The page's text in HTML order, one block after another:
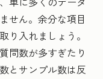
せん。余分な項目
り入れましょう。
問数が多すぎたり
とサンプル数は反